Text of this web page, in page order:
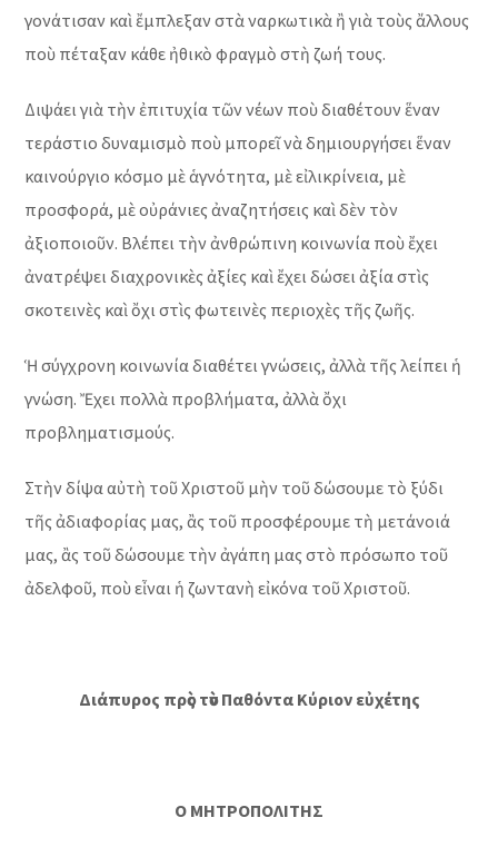
γονάτισαν καὶ ἔμπλεξαν στὰ ναρκωτικὰ ἢ γιὰ τοὺς ἄλλους
ποὺ πέταξαν κάθε ἠθικὸ φραγμὸ στὴ ζωή τους.
Διψάει γιὰ τὴν ἐπιτυχία τῶν νέων ποὺ διαθέτουν ἕναν
τεράστιο δυναμισμὸ ποὺ μπορεῖ νὰ δημιουργήσει ἕναν
καινούργιο κόσμο μὲ ἁγνότητα, μὲ εἰλικρίνεια, μὲ
προσφορά, μὲ οὐράνιες ἀναζητήσεις καὶ δὲν τὸν
ἀξιοποιοῦν. Βλέπει τὴν ἀνθρώπινη κοινωνία ποὺ ἔχει
ἀνατρέψει διαχρονικὲς ἀξίες καὶ ἔχει δώσει ἀξία στὶς
σκοτεινὲς καὶ ὄχι στὶς φωτεινὲς περιοχὲς τῆς ζωῆς.
Ἡ σύγχρονη κοινωνία διαθέτει γνώσεις, ἀλλὰ τῆς λείπει ἡ
γνώση. Ἔχει πολλὰ προβλήματα, ἀλλὰ ὄχι
προβληματισμούς.
Στὴν δίψα αὐτὴ τοῦ Χριστοῦ μὴν τοῦ δώσουμε τὸ ξύδι
τῆς ἀδιαφορίας μας, ἂς τοῦ προσφέρουμε τὴ μετάνοιά
μας, ἂς τοῦ δώσουμε τὴν ἀγάπη μας στὸ πρόσωπο τοῦ
ἀδελφοῦ, ποὺ εἶναι ἡ ζωντανὴ εἰκόνα τοῦ Χριστοῦ.
Διάπυρος πρὸς τὸν Παθόντα Κύριον εὐχέτης
Ο ΜΗΤΡΟΠΟΛΙΤΗΣ